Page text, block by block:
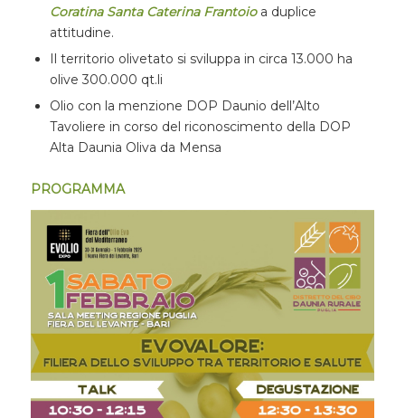
Coratina Santa Caterina Frantoioa duplice
attitudine.
Il territorio olivetato si sviluppa in circa 13.000 ha
olive 300.000 qt.li
Olio con la menzione DOP Daunio dell’Alto
Tavoliere in corso del riconoscimento della DOP
Alta Daunia Oliva da Mensa
PROGRAMMA